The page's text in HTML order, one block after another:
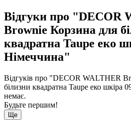
Відгуки про "DECOR
Brownie Корзина для
квадратна Taupe еко
Німеччина"
Відгуків про "DECOR WALTHER
білизни квадратна Taupe еко шкіра
немає.
Будьте першим!
Ще